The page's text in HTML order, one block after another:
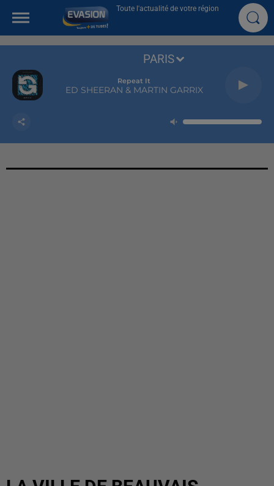
Toute l'actualité de votre région
Repeat It
ED SHEERAN & MARTIN GARRIX
PARIS